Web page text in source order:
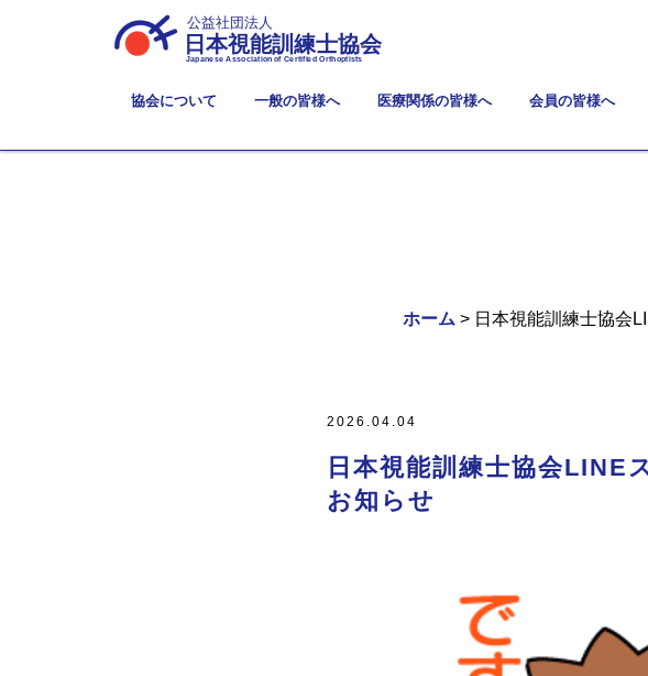
公益社団法人
日本視能訓練士協会
Japanese Association of Certified Orthoptists
協会について 一般の皆様へ 医療関係の皆様へ 会員の皆様へ
ホーム > 日本視能訓練士協会
2026.04.04
日本視能訓練士協会LINE
お知らせ